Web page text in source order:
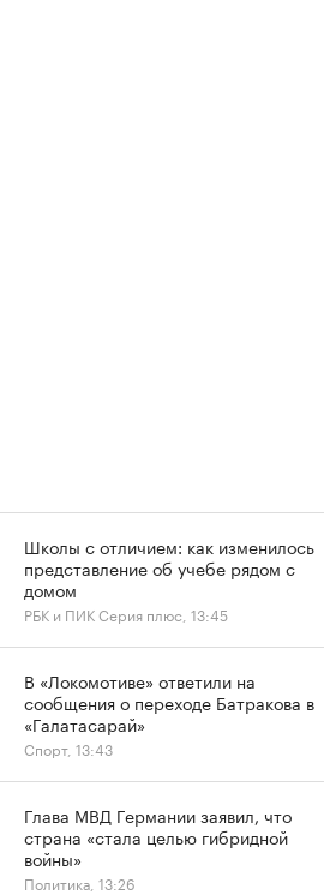
Школы с отличием: как изменилось
представление об учебе рядом с
домом
РБК и ПИК Серия плюс, 13:45
В «Локомотиве» ответили на
сообщения о переходе Батракова в
«Галатасарай»
Спорт, 13:43
Глава МВД Германии заявил, что
страна «стала целью гибридной
войны»
Политика, 13:26